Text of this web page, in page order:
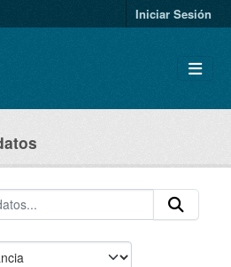
Iniciar Sesión